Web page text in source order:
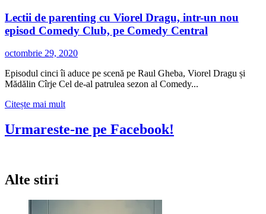
Lectii de parenting cu Viorel Dragu, intr-un nou
episod Comedy Club, pe Comedy Central
octombrie 29, 2020
Episodul cinci îi aduce pe scenă pe Raul Gheba, Viorel Dragu și
Mădălin Cîrje Cel de-al patrulea sezon al Comedy...
Citește mai multCitește
despre
Dragu,
Urmareste-ne pe Facebook!
Alte stiri